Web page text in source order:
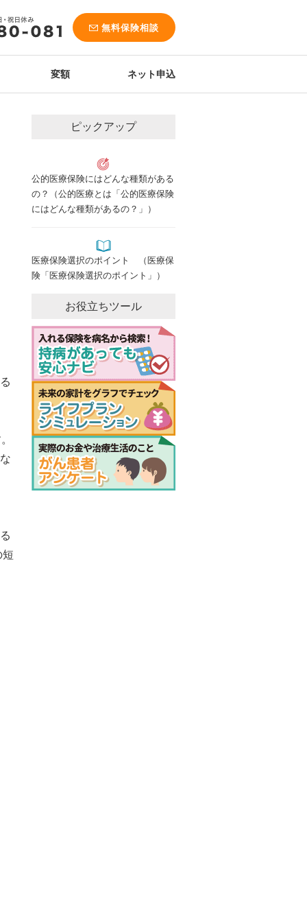
無料保険相談
変額 ネット申込
短
ピックアップ
公的医療保険にはどんな種類がある
の？（公的医療とは「公的医療保険
にはどんな種類があるの？」）
医療保険選択のポイント （医療保
険「医療保険選択のポイント」）
お役立ちツール